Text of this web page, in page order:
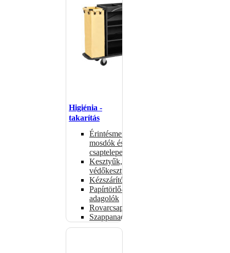
Higiénia -
takarítás
Érintésmentes
mosdók és
csaptelepek
Kesztyűk,
védőkesztyűk
Kézszárítók
Papírtörlő-
adagolók
Rovarcsapdák
Szappanadagolók